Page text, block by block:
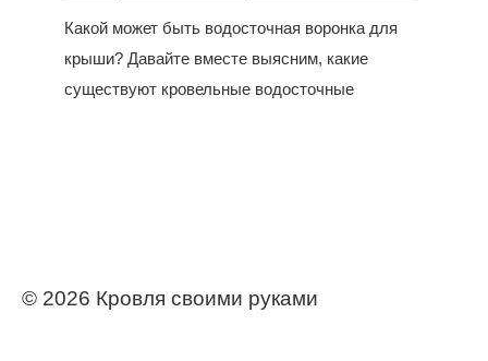
Какой может быть водосточная воронка для
крыши? Давайте вместе выясним, какие
существуют кровельные водосточные
© 2026 Кровля своими руками